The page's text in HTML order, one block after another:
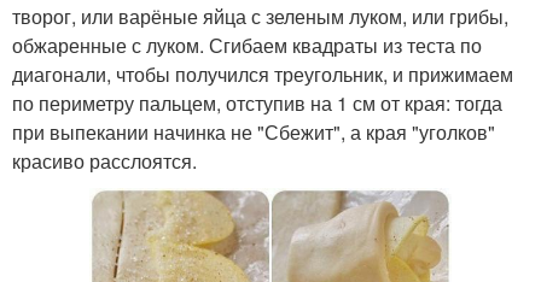
творог, или варёные яйца с зеленым луком, или грибы,
обжаренные с луком. Сгибаем квадраты из теста по
диагонали, чтобы получился треугольник, и прижимаем
по периметру пальцем, отступив на 1 см от края: тогда
при выпекании начинка не "Сбежит", а края "уголков"
красиво расслоятся.